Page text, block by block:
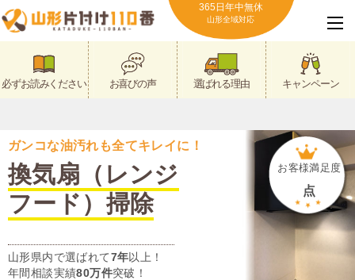
365日年中無休
山形全域対応
必ずお読みください お喜びの声 選ばれる理由 キャンペーン
ガンコな油汚れも全てキレイに！
換気扇（レンジ
フード）掃除
山形県内で選ばれて7年以上！
年間相談実績80万件突破！
お客様満足度
点